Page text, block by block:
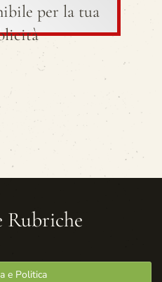
per la tua
Rubriche
e Politica